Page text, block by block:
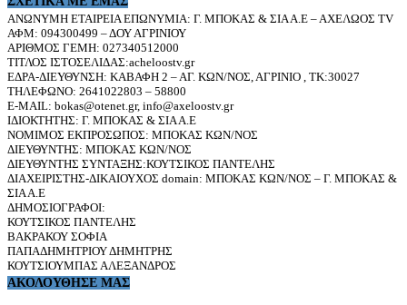
ΑΝΩΝΥΜΗ ΕΤΑΙΡΕΙΑ ΕΠΩΝΥΜΙΑ: Γ. ΜΠΟΚΑΣ & ΣΙΑ Α.Ε – ΑΧΕΛΩΟΣ TV
ΑΦΜ: 094300499 – ΔΟΥ ΑΓΡΙΝΙΟΥ
ΑΡΙΘΜΟΣ ΓΕΜΗ: 027340512000
ΤΙΤΛΟΣ ΙΣΤΟΣΕΛΙΔΑΣ:acheloostv.gr
ΕΔΡΑ-ΔΙΕΥΘΥΝΣΗ: ΚΑΒΑΦΗ 2 – ΑΓ. ΚΩΝ/ΝΟΣ, ΑΓΡΙΝΙΟ , ΤΚ:30027
ΤΗΛΕΦΩΝΟ: 2641022803 – 58800
E-MAIL: bokas@otenet.gr, info@axeloostv.gr
ΙΔΙΟΚΤΗΤΗΣ: Γ. ΜΠΟΚΑΣ & ΣΙΑ Α.Ε
ΝΟΜΙΜΟΣ ΕΚΠΡΟΣΩΠΟΣ: ΜΠΟΚΑΣ ΚΩΝ/ΝΟΣ
ΔΙΕΥΘΥΝΤΗΣ: ΜΠΟΚΑΣ ΚΩΝ/ΝΟΣ
ΔΙΕΥΘΥΝΤΗΣ ΣΥΝΤΑΞΗΣ:ΚΟΥΤΣΙΚΟΣ ΠΑΝΤΕΛΗΣ
ΔΙΑΧΕΙΡΙΣΤΗΣ-ΔΙΚΑΙΟΥΧΟΣ domain: ΜΠΟΚΑΣ ΚΩΝ/ΝΟΣ – Γ. ΜΠΟΚΑΣ &
ΣΙΑ Α.Ε
ΔΗΜΟΣΙΟΓΡΑΦΟΙ:
ΚΟΥΤΣΙΚΟΣ ΠΑΝΤΕΛΗΣ
ΒΑΚΡΑΚΟΥ ΣΟΦΙΑ
ΠΑΠΑΔΗΜΗΤΡΙΟΥ ΔΗΜΗΤΡΗΣ
ΚΟΥΤΣΙΟΥΜΠΑΣ ΑΛΕΞΑΝΔΡΟΣ
ΑΚΟΛΟΥΘΗΣΕ ΜΑΣ